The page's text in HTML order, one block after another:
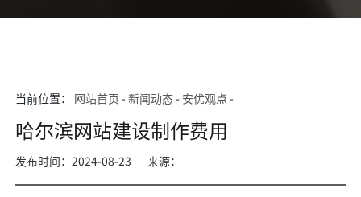
当前位置： 网站首页 -新闻动态- 安优观点 -
哈尔滨网站建设制作费用
发布时间：2024-08-23 来源：